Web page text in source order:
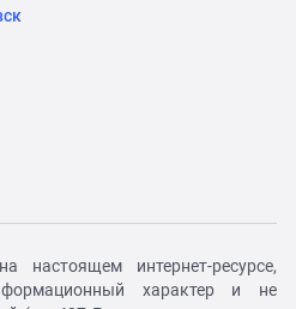
настоящем интернет-ресурсе,
характер и не